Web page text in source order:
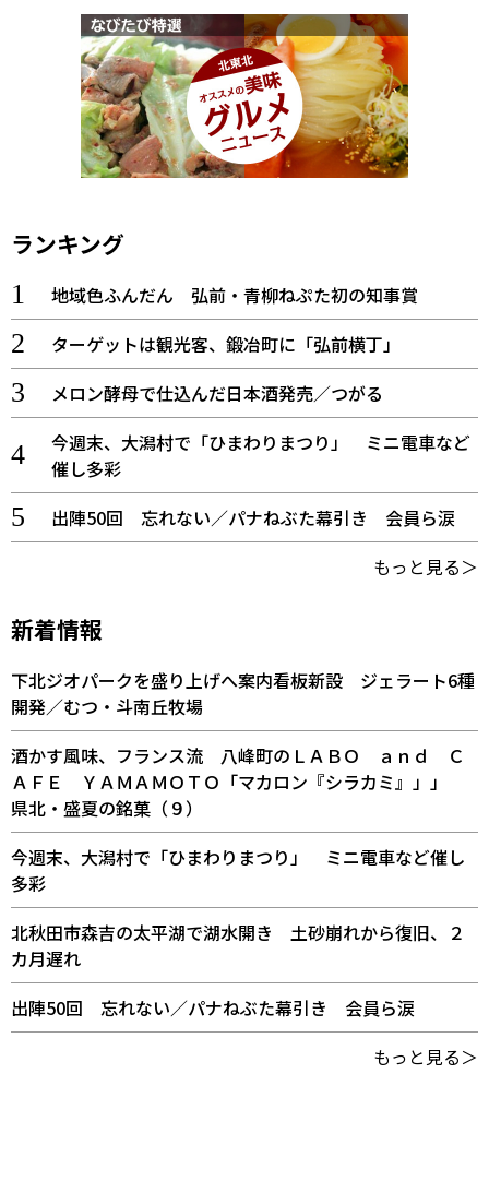
ランキング
地域色ふんだん 弘前・青柳ねぷた初の知事賞
ターゲットは観光客、鍛冶町に「弘前横丁」
メロン酵母で仕込んだ日本酒発売／つがる
今週末、大潟村で「ひまわりまつり」 ミニ電車など
催し多彩
出陣50回 忘れない／パナねぶた幕引き 会員ら涙
もっと見る＞
新着情報
下北ジオパークを盛り上げへ案内看板新設 ジェラート6種
開発／むつ・斗南丘牧場
酒かす風味、フランス流 八峰町のＬＡＢＯ ａｎｄ Ｃ
ＡＦＥ ＹＡＭＡＭＯＴＯ「マカロン『シラカミ』」」
県北・盛夏の銘菓（９）
今週末、大潟村で「ひまわりまつり」 ミニ電車など催し
多彩
北秋田市森吉の太平湖で湖水開き 土砂崩れから復旧、２
カ月遅れ
出陣50回 忘れない／パナねぶた幕引き 会員ら涙
もっと見る＞